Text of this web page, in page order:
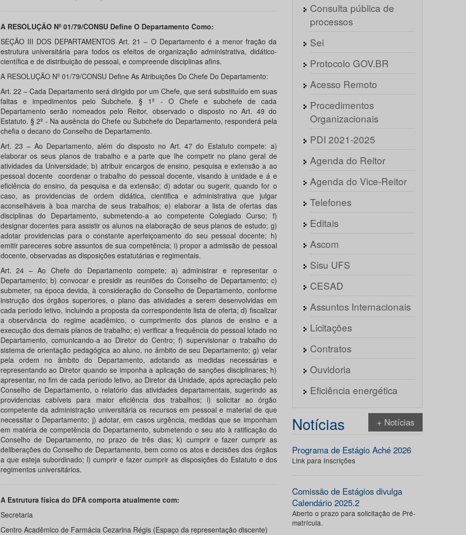
A RESOLUÇÃO Nº 01/79/CONSU Define O Departamento Como:
SEÇÃO III DOS DEPARTAMENTOS Art. 21 – O Departamento é a menor fração da
estrutura universitária para todos os efeitos de organização administrativa, didático-
científica e de distribuição de pessoal, e compreende disciplinas afins.
A RESOLUÇÃO Nº 01/79/CONSU Define As Atribuições Do Chefe Do Departamento:
Art. 22 – Cada Departamento será dirigido por um Chefe, que será substituído em suas
faltas e impedimentos pelo Subchefe. § 1º - O Chefe e subchefe de cada
Departamento serão nomeados pelo Reitor, observado o disposto no Art. 49 do
Estatuto. § 2º - Na ausência do Chefe ou Subchefe do Departamento, responderá pela
chefia o decano do Conselho de Departamento.
Art. 23 – Ao Departamento, além do disposto no Art. 47 do Estatuto compete: a)
elaborar os seus planos de trabalho e a parte que lhe competir no plano geral de
atividades da Universidade; b) atribuir encargos de ensino, pesquisa e extensão a ao
pessoal docente coordenar o trabalho do pessoal docente, visando à unidade e á e
eficiência do ensino, da pesquisa e da extensão; d) adotar ou sugerir, quando for o
caso, as providencias de ordem didática, cientifica e administrativa que julgar
aconselháveis à boa marcha de seus trabalhos; e) elaborar a lista de ofertas das
disciplinas do Departamento, submetendo-a ao competente Colegiado Curso; f)
designar docentes para assistir os alunos na elaboração de seus planos de estudo; g)
adotar providencias para o constante aperfeiçoamento do seu pessoal docente; h)
emitir pareceres sobre assuntos de sua competência; i) propor a admissão de pessoal
docente, observadas as disposições estatutárias e regimentais.
Art. 24 – Ao Chefe do Departamento compete; a) administrar e representar o
Departamento; b) convocar e presidir as reuniões do Conselho de Departamento; c)
submeter, na época devida, à consideração do Conselho de Departamento, conforme
instrução dos órgãos superiores, o plano das atividades a serem desenvolvidas em
cada período letivo, incluindo a proposta da correspondente lista de oferta; d) fiscalizar
a observância do regime acadêmico, o cumprimento dos planos de ensino e a
execução dos demais planos de trabalho; e) verificar a frequência do pessoal lotado no
Departamento, comunicando-a ao Diretor do Centro; f) supervisionar o trabalho do
sistema de orientação pedagógica ao aluno, no âmbito de seu Departamento; g) velar
pela ordem no âmbito do Departamento, adotando as medidas necessárias e
representando ao Diretor quando se imponha a aplicação de sanções disciplinares; h)
apresentar, no fim de cada período letivo, ao Diretor da Unidade, após apreciação pelo
Conselho de Departamento, o relatório das atividades departamentais, sugerindo as
providencias cabíveis para maior eficiência dos trabalhos; i) solicitar ao órgão
competente da administração universitária os recursos em pessoal e material de que
necessitar o Departamento; j) adotar, em casos urgência, medidas que se imponham
em matéria de competência do Departamento, submetendo o seu ato à ratificação do
Conselho de Departamento, no prazo de três dias; k) cumprir e fazer cumprir as
deliberações do Conselho de Departamento, bem como os atos e decisões dos órgãos
a que esteja subordinado; l) cumprir e fazer cumprir as disposições do Estatuto e dos
regimentos universitários.
A Estrutura física do DFA comporta atualmente com:
Secretaria
Centro Acadêmico de Farmácia Cezarina Régis (Espaço da representação discente)
Consulta pública de
processos
Sei
Protocolo GOV.BR
Acesso Remoto
Procedimentos
Organizacionais
PDI 2021-2025
Agenda do Reitor
Agenda do Vice-Reitor
Telefones
Editais
Ascom
Sisu UFS
CESAD
Assuntos Internacionais
Licitações
Contratos
Ouvidoria
Eficiência energética
Notícias + Notícias
Programa de Estágio Aché 2026
Link para Inscrições
Comissão de Estágios divulga
Calendário 2025.2
Aberto o prazo para solicitação de Pré-
matrícula.